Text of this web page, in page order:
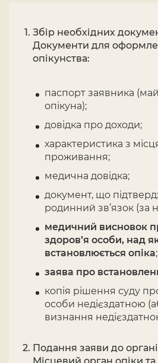
Збір необхідних
Документи для
опікунства:
паспорт заявника
опікуна);
довідка про доходи;
характеристика з
проживання;
медична довідка;
документ, що
родинний зв’язок (за
медичний висновок
здоров’я особи, над
встановлюється опіка;
заява про
копія рішення суду
особи недієздатною
визнання
Подання заяви до